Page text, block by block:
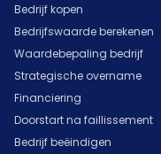
Bedrijf kopen
Bedrijfswaarde berekenen
Waardebepaling bedrijf
Strategische overname
Financiering
Doorstart na faillissement
Bedrijf beëindigen